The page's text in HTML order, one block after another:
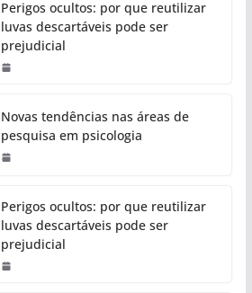
Perigos ocultos: por que reutilizar
luvas descartáveis pode ser
prejudicial
Novas tendências nas áreas de
pesquisa em psicologia
Perigos ocultos: por que reutilizar
luvas descartáveis pode ser
prejudicial